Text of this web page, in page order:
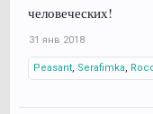
человеческих!
31 янв 2018
Peasant Serafimka